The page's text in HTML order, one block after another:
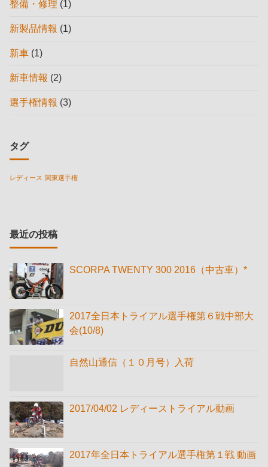
整備・修理 (1)
新製品情報 (1)
新車 (1)
新車情報 (2)
選手権情報 (3)
タグ
レディース 関東選手権
最近の投稿
SCORPA TWENTY 300 2016（中古車）*
2017全日本トライアル選手権第６戦中部大
会(10/8)
自然山通信（１０月号）入荷
2017/04/02 レディーストライアル動画
2017年全日本トライアル選手権第１戦 動画